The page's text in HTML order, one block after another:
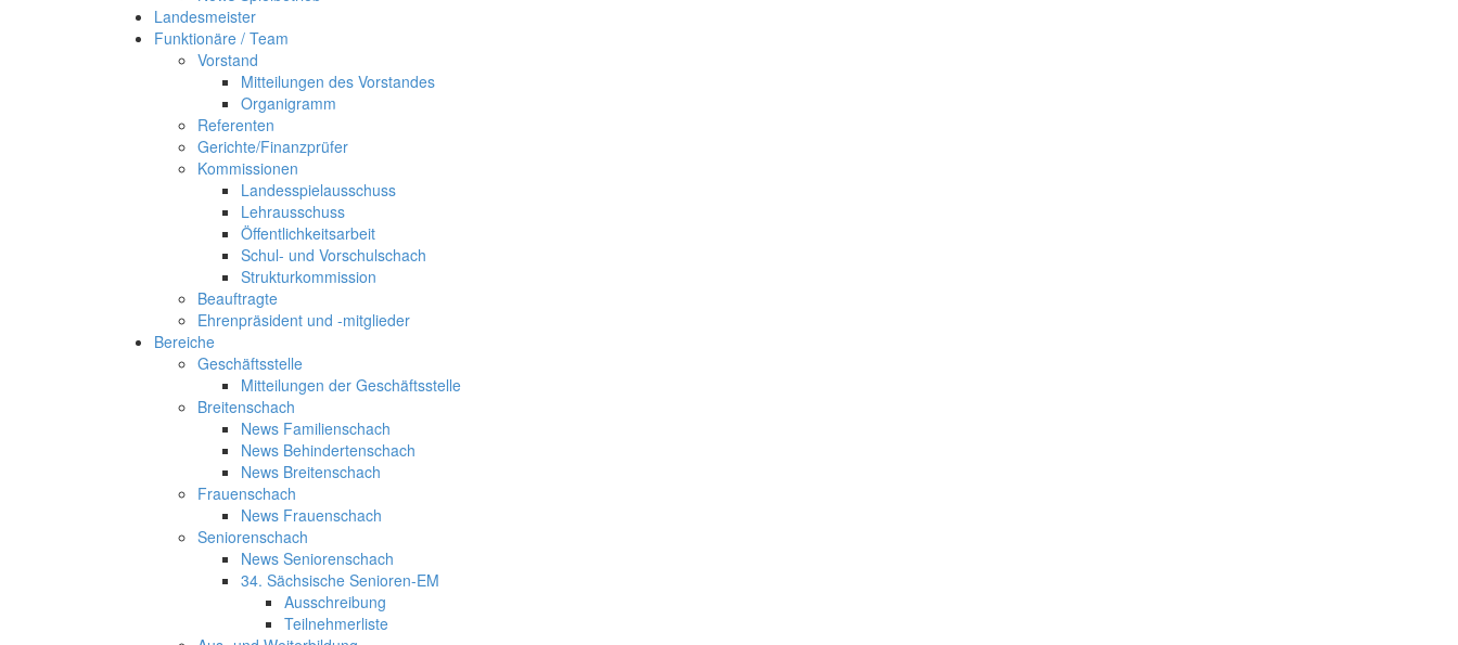
Landesmeister
Funktionäre / Team
Vorstand
Mitteilungen des Vorstandes
Organigramm
Referenten
Gerichte/Finanzprüfer
Kommissionen
Landesspielausschuss
Lehrausschuss
Öffentlichkeitsarbeit
Schul- und Vorschulschach
Strukturkommission
Beauftragte
Ehrenpräsident und -mitglieder
Bereiche
Geschäftsstelle
Mitteilungen der Geschäftsstelle
Breitenschach
News Familienschach
News Behindertenschach
News Breitenschach
Frauenschach
News Frauenschach
Seniorenschach
News Seniorenschach
34. Sächsische Senioren-EM
Ausschreibung
Teilnehmerliste